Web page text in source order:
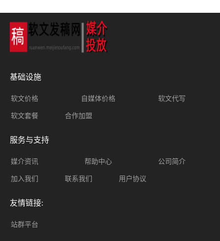
基础设施
软文价格 自媒体价格 软文代写
软文套餐 合作加盟
服务与支持
媒介资讯 帮助中心 公司简介
加入我们 联系我们 用户协议
友情链接:
站群平台